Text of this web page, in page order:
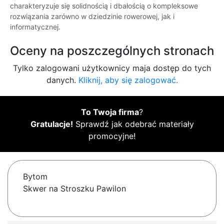
charakteryzuje się solidnością i dbałością o kompleksowe
rozwiązania zarówno w dziedzinie rowerowej, jak i
informatycznej.
Oceny na poszczególnych stronach
Tylko zalogowani użytkownicy maja dostęp do tych
danych. Kliknij, aby się zalogować.
To Twoja firma?
Gratulacje! Sprawdź jak odebrać materiały
promocyjne!
Bytom
Skwer na Stroszku Pawilon